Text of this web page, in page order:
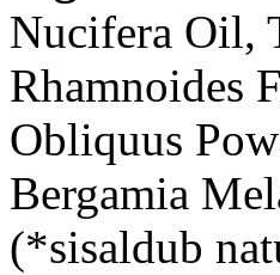
Nucifera Oil,
Rhamnoides
Obliquus
Bergamia
(*sisaldub